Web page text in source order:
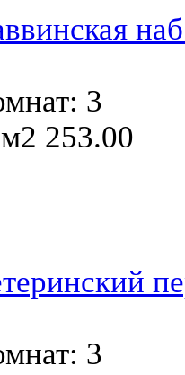
3
253.00
3